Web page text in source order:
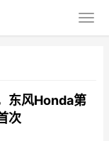
东风Honda第
次